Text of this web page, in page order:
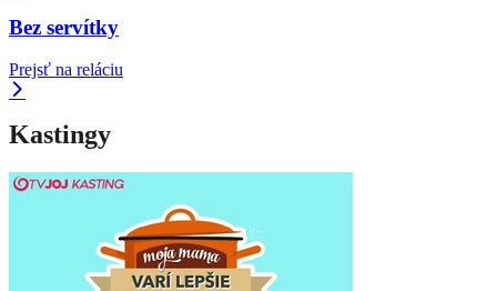
Bez servítky
Prejsť na reláciu
Kastingy